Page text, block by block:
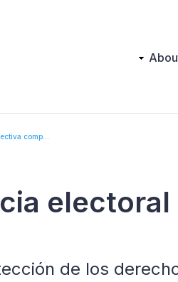
Main
comp...
de los